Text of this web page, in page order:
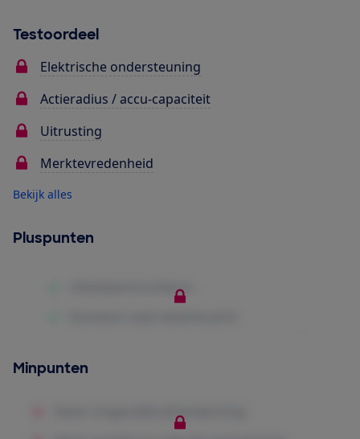
Testoordeel
Elektrische ondersteuning
Actieradius / accu-capaciteit
Uitrusting
Merktevredenheid
Bekijk alles
Pluspunten
Minpunten